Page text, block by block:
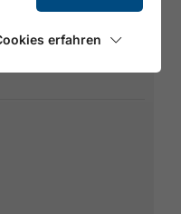
erfahren